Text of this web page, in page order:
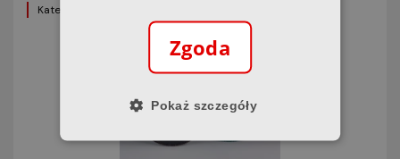
Kategoria:
Zgoda
Pokaż szczegóły